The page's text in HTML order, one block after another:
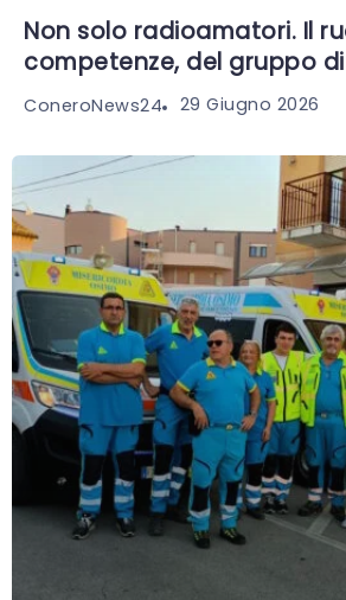
Non solo radioamatori. Il
competenze, del gruppo
ConeroNews24 29 Giugno 2026